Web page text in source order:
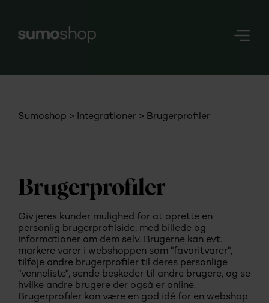
Login
Sumoshop Integrationer Brugerprofiler
Brugerprofiler
Giv jeres kunder mulighed for at oprette en
personlig brugerprofilside, med billede og
informationer om dem selv. Brugerne kan evt.
markere varer i webshoppen som "favoritvarer",
tilføje andre brugerprofiler til deres personlige
"venneliste", sende beskeder til andre brugere, og se
hvilke andre brugere der også er online.
Brugerprofiler kan være en god idé for en webshop